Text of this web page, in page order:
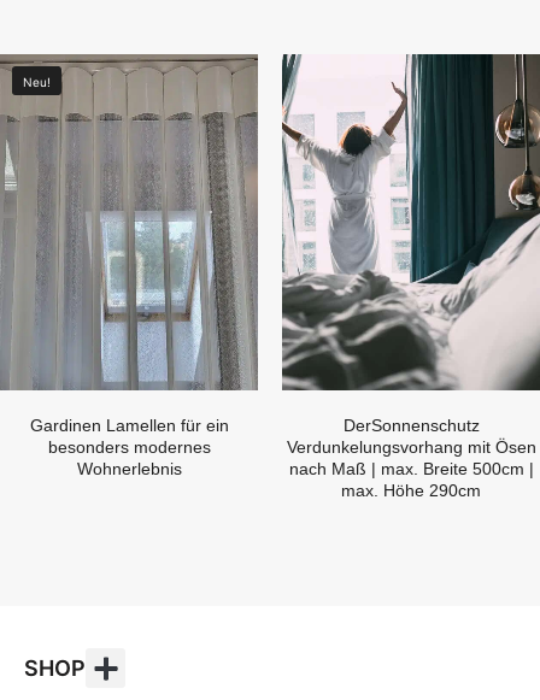
Neu!
Gardinen Lamellen für ein
besonders modernes
Wohnerlebnis
DerSonnenschutz
Verdunkelungsvorhang mit Ösen
nach Maß | max. Breite 500cm |
max. Höhe 290cm
SHOP